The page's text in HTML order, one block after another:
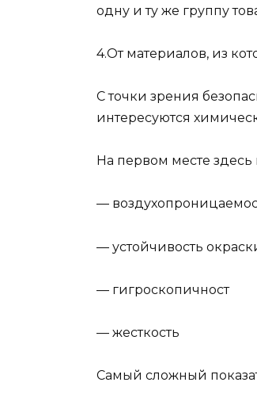
одну и ту же группу
4.От материалов, из
С точки зрения
интересуются
На первом месте здесь
—
— устойчивость
— гигроскопичност
— жесткость
Самый сложный